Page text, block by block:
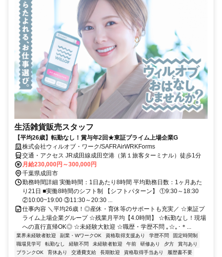
生活雑貨販売スタッフ
【平均26歳】転勤なし！賞与年2回★東証プライム上場企業G
株式会社ウィルオブ・ワーク/SAFRAirWRKForms
交通・アクセス JR成田線成田空港（第１旅客ターミナル）徒歩1分
月給230,000円～300,000円
千葉県成田市
勤務時間詳細 実働時間：1日あたり8時間 平均勤務日数：1ヶ月あた
り21日 ■実働8時間のシフト制 【シフトパターン】 ①9:30～18:30
②10:00~19:00 ③11:30～20:30 ...
仕事内容 ＼平均26歳！◎産休・育休等のサポートも充実／ ☆東証プ
ライム上場企業グループ ☆残業月平均【4.0時間】 ☆転勤なし！現場
への直行直帰OK◎ ☆未経験大歓迎 ☆職歴・学歴不問 ｡☆｡･＊...
業界未経験者歓迎 副業・WワークOK 資格取得支援あり 学歴不問
固定時間制
職場見学可
転勤なし 経験不問 未経験者歓迎 午前 研修あり 夕方
賞与あり
ブランクOK
育休あり 交通費支給 長期歓迎 資格取得手当あり
履歴書不要